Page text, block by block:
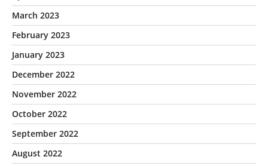
March 2023
February 2023
January 2023
December 2022
November 2022
October 2022
September 2022
August 2022